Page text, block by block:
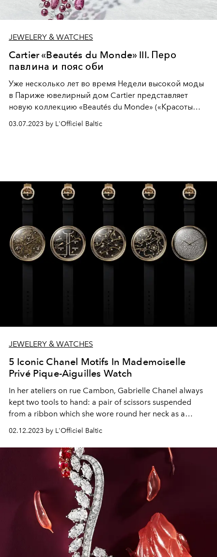
JEWELERY & WATCHES
Cartier «Beautés du Monde» III. Перо
павлина и пояс оби
Уже несколько лет во время Недели высокой моды
в Париже ювелирный дом Cartier представляет
новую коллекцию «Beautés du Monde» («Красоты
наследием и путешествиями братьев Картье — Луи,
03.07.2023 by L'Officiel Baltic
JEWELERY & WATCHES
5 Iconic Chanel Motifs In Mademoiselle
Privé Pique-Aiguilles Watch
In her ateliers on rue Cambon, Gabrielle Chanel always
kept two tools to hand: a pair of scissors suspended
from a ribbon which she wore round her neck as a
seamstress, a pincushion. In 2023, Arnaud Chastaingt,
Director of the CHANEL Watchmaking Creation Studio,
has borrowed this tool to create the Mademoiselle Privé
Pique-Aiguilles watch.
02.12.2023 by L'Officiel Baltic